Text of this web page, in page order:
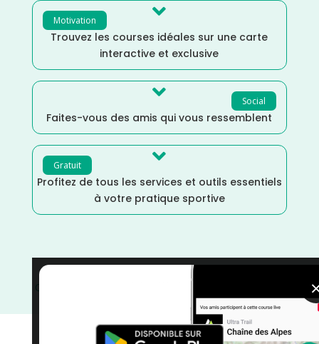
Motivation 
Trouvez les courses idéales sur une carte
interactive et exclusive
Social

Faites-vous des amis qui vous ressemblent
Gratuit 
Profitez de tous les services et outils essentiels
à votre pratique sportive
Octobre
Charente Maritime